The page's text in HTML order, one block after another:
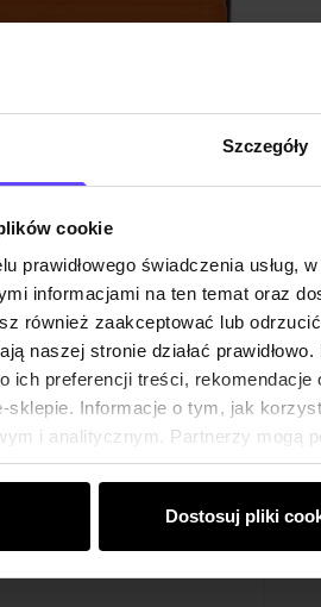
Szczegóły
cookie
prawidłowego świadczenia
informacjami na ten temat oraz
również zaakceptować lub
naszej stronie działać
ich preferencji treści,
sklepie. Informacje o tym, jak
i analitycznym. Partnerzy mogą
korzystania z ich usług.
Dostosuj pliki